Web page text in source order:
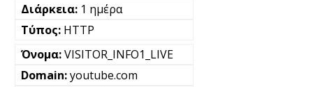
1 ημέρα
HTTP
VISITOR_INFO1_LIVE
youtube.com